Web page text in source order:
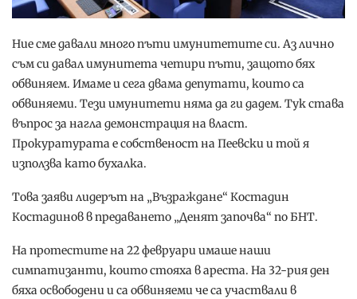
Ние сме давали много пъти имунитетите си. Аз лично
съм си давал имунитета четири пъти, защото бях
обвиняем. Имаме и сега двама депутати, които са
обвиняеми. Тези имунитети няма да ги дадем. Тук става
въпрос за нагла демонстрация на власт.
Прокуратурата е собственост на Пеевски и той я
използва като бухалка.
Това заяви лидерът на „Възраждане“ Костадин
Костадинов в предаването „Денят започва“ по БНТ.
На протестите на 22 февруари имаше наши
симпатизанти, които стояха в ареста. На 32-рия ден
бяха освободени и са обвиняеми че са участвали в